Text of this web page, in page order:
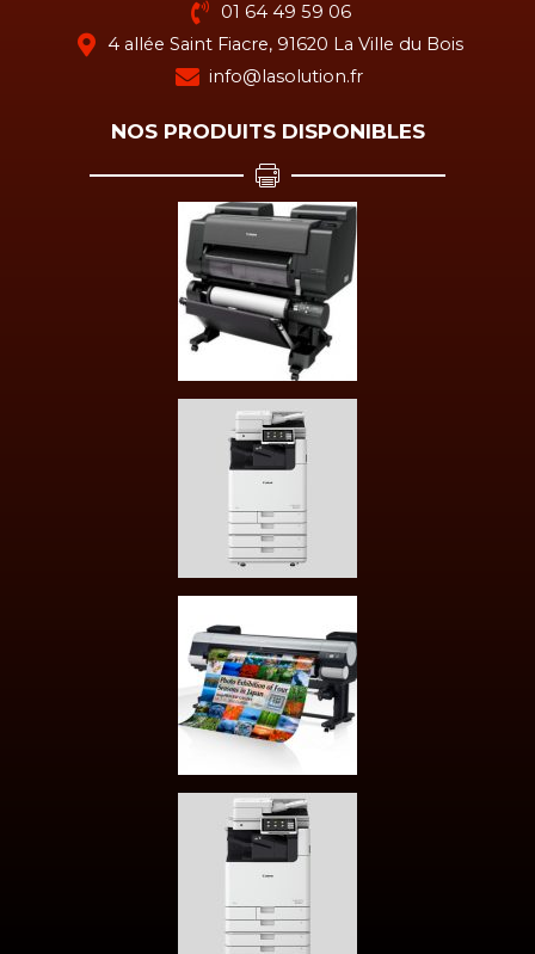
01 64 49 59 06
4 allée Saint Fiacre, 91620 La Ville du Bois
info@lasolution.fr
NOS PRODUITS DISPONIBLES